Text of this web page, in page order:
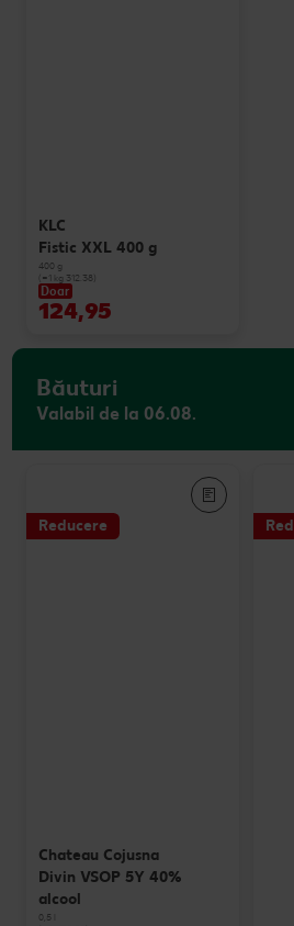
KLC
Fistic XXL 400 g
400 g
(=1 kg 312.38)
Doar
124,95
Băuturi
Valabil de la 06.08.
Reducere
Chateau Cojusna
Divin VSOP 5Y 40%
alcool
0,5 l